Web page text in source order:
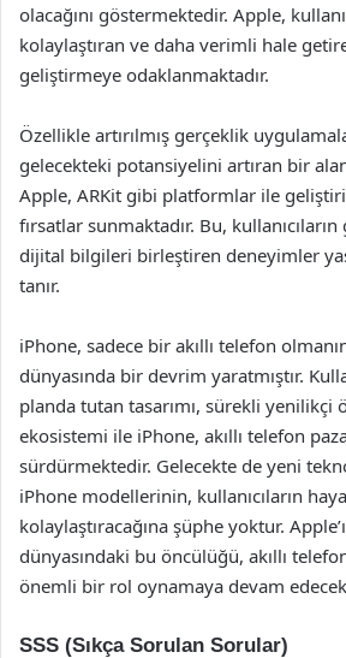
olacağını göstermektedir. Apple,
kolaylaştıran ve daha verimli hale
geliştirmeye odaklanmaktadır.
Özellikle artırılmış gerçeklik
gelecekteki potansiyelini artıran bir
Apple, ARKit gibi platformlar ile
fırsatlar sunmaktadır. Bu,
dijital bilgileri birleştiren deneyimler
tanır.
iPhone, sadece bir akıllı telefon
dünyasında bir devrim yaratmıştır.
planda tutan tasarımı, sürekli yenilikçi
ekosistemi ile iPhone, akıllı telefon
sürdürmektedir. Gelecekte de yeni
iPhone modellerinin, kullanıcıların
kolaylaştıracağına şüphe yoktur.
dünyasındaki bu öncülüğü, akıllı
önemli bir rol oynamaya devam
SSS (Sıkça Sorulan Sorular)